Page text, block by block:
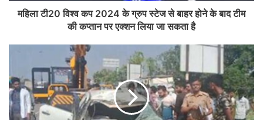
महिला टी20 विश्व कप 2024 के ग्रुप स्टेज से बाहर होने के बाद टीम
की कप्तान पर एक्शन लिया जा सकता है